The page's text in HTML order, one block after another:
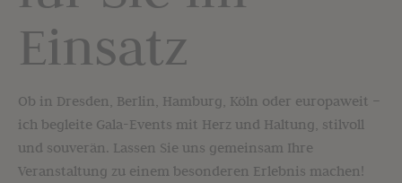
Einsatz
Ob in Dresden, Berlin, Hamburg, Köln oder europaweit –
ich begleite Gala-Events mit Herz und Haltung, stilvoll
und souverän. Lassen Sie uns gemeinsam Ihre
Veranstaltung zu einem besonderen Erlebnis machen!